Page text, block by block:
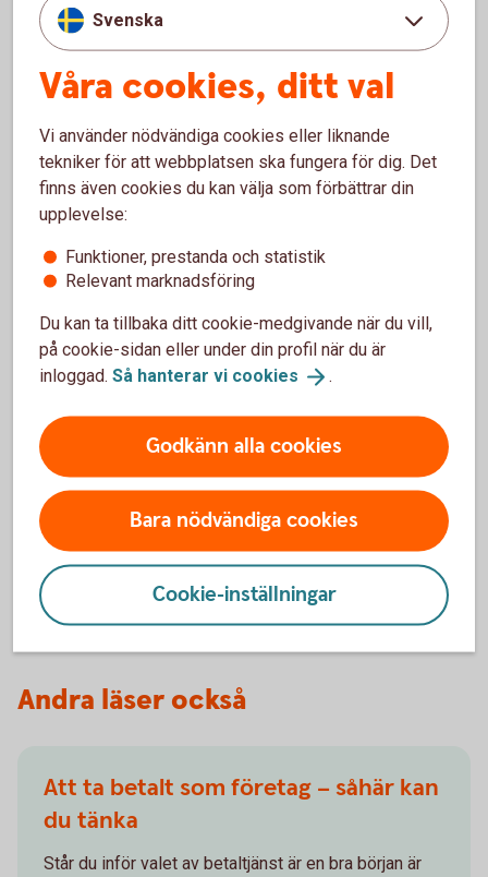
Jörgen Kennemar
Företagarekonom
Ladda ner bild
Betala och ta betalt – tjänster
för företagare
Våra betaltjänster. Allt ifrån att betala löner och
leverantörer till att ta betalt med kort och Swish.
Betala och ta betalt
Andra läser också
Att ta betalt som företag – såhär kan
du tänka
Står du inför valet av betaltjänst är en bra början är
Svenska
Våra cookies, ditt val
Vi använder nödvändiga cookies eller liknande
tekniker för att webbplatsen ska fungera för dig. Det
finns även cookies du kan välja som förbättrar din
upplevelse:
Funktioner, prestanda och statistik
Relevant marknadsföring
Du kan ta tillbaka ditt cookie-medgivande när du vill,
på cookie-sidan eller under din profil när du är
inloggad. Så hanterar vi cookies .
Godkänn alla cookies
Bara nödvändiga cookies
Cookie-inställningar